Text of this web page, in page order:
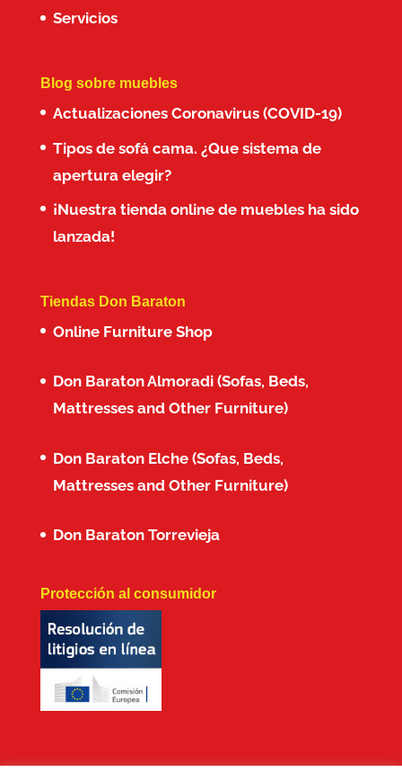
Servicios
Blog sobre muebles
Actualizaciones Coronavirus (COVID-19)
Tipos de sofá cama. ¿Que sistema de
apertura elegir?
¡Nuestra tienda online de muebles ha sido
lanzada!
Tiendas Don Baraton
Online Furniture Shop
Don Baraton Almoradi (Sofas, Beds,
Mattresses and Other Furniture)
Don Baraton Elche (Sofas, Beds,
Mattresses and Other Furniture)
Don Baraton Torrevieja
Protección al consumidor